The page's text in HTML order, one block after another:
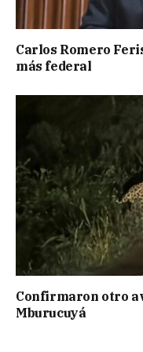
Carlos Romero
más federal
Confirmaron otro
Mburucuyá